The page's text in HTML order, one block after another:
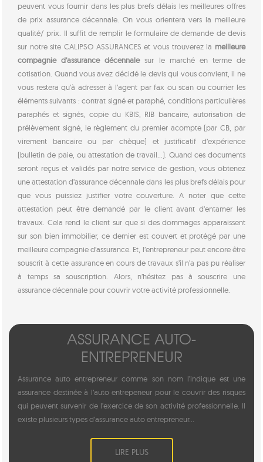
peuvent vous fournir dans les plus brefs délais les meilleures offres
de prix assurance décennale. On vous orientera vers la meilleure
qualité/ prix. Il suffit de remplir le formulaire de demande de devis
sur notre site CALIPSO ASSURANCES et vous trouverez la meilleure
compagnie d’assurance décennalesur le marché en terme de
cotisation. Quand vous avez décidé le devis qui vous convient, il ne
vous restera qu’à adresser à l’agent par fax ou scan ou courrier les
éléments suivants : contrat signé et paraphé, conditions particulières
paraphés et signés, copie du KBIS, RIB bancaire, autorisation de
prélèvement signé, le règlement du premier acompte (par CB, par
virement bancaire ou par chèque) et justificatif d’expérience
(bulletin de paie, ou attestation de travail…). Quand ces documents
seront reçus et validés par notre service de gestion, vous obtenez
une attestation d’assurance décennale dans les plus brefs délais pour
que vous puissiez justifier votre couverture. A noter que cette
attestation peut être demandé par le client avant d’entamer les
travaux. Cela rend le client sur que si des dommages apparaissent
sur son bien immobilier, ce dernier est couvert et protégé par une
meilleure compagnie d’assurance. Et, l’entrepreneur peut encore être
souscrit à cette assurance en cours de travaux s’il n’a pas pu réaliser
à temps sa souscription. Alors, n’hésitez pas à souscrire une
assurance décennale pour couvrir votre activité professionnelle.
ASSURANCE AUTO-
ENTREPRENEUR
Assurance auto entrepreneur comme son nom l’indique est une
assurance destinée à l’auto entrepeneur pour le couvrir des risques
qui peuvent survenir de l’exercice de son activité professionnelle. Il
existe plusieurs types d’assurance auto entrepreneur...
LIRE PLUS